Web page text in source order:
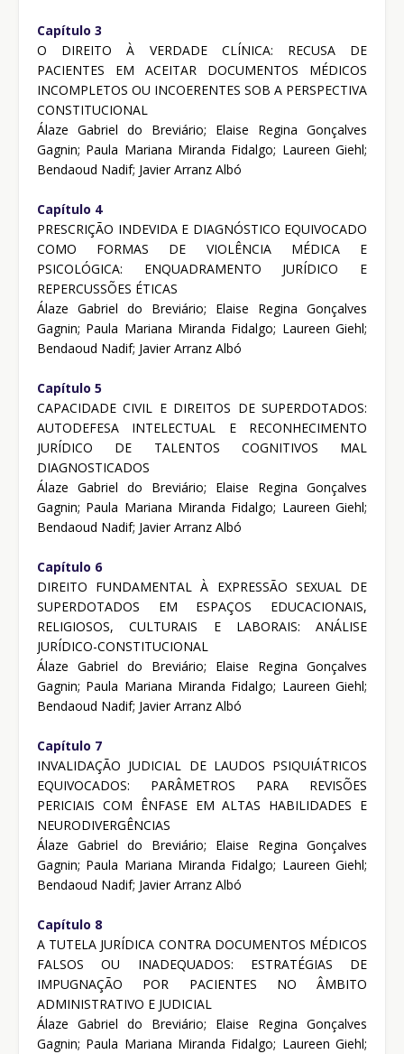
Capítulo 3
O DIREITO À VERDADE CLÍNICA: RECUSA DE
PACIENTES EM ACEITAR DOCUMENTOS MÉDICOS
INCOMPLETOS OU INCOERENTES SOB A PERSPECTIVA
CONSTITUCIONAL
Álaze Gabriel do Breviário; Elaise Regina Gonçalves
Gagnin; Paula Mariana Miranda Fidalgo; Laureen Giehl;
Bendaoud Nadif; Javier Arranz Albó
Capítulo 4
PRESCRIÇÃO INDEVIDA E DIAGNÓSTICO EQUIVOCADO
COMO FORMAS DE VIOLÊNCIA MÉDICA E
PSICOLÓGICA: ENQUADRAMENTO JURÍDICO E
REPERCUSSÕES ÉTICAS
Álaze Gabriel do Breviário; Elaise Regina Gonçalves
Gagnin; Paula Mariana Miranda Fidalgo; Laureen Giehl;
Bendaoud Nadif; Javier Arranz Albó
Capítulo 5
CAPACIDADE CIVIL E DIREITOS DE SUPERDOTADOS:
AUTODEFESA INTELECTUAL E RECONHECIMENTO
JURÍDICO DE TALENTOS COGNITIVOS MAL
DIAGNOSTICADOS
Álaze Gabriel do Breviário; Elaise Regina Gonçalves
Gagnin; Paula Mariana Miranda Fidalgo; Laureen Giehl;
Bendaoud Nadif; Javier Arranz Albó
Capítulo 6
DIREITO FUNDAMENTAL À EXPRESSÃO SEXUAL DE
SUPERDOTADOS EM ESPAÇOS EDUCACIONAIS,
RELIGIOSOS, CULTURAIS E LABORAIS: ANÁLISE
JURÍDICO-CONSTITUCIONAL
Álaze Gabriel do Breviário; Elaise Regina Gonçalves
Gagnin; Paula Mariana Miranda Fidalgo; Laureen Giehl;
Bendaoud Nadif; Javier Arranz Albó
Capítulo 7
INVALIDAÇÃO JUDICIAL DE LAUDOS PSIQUIÁTRICOS
EQUIVOCADOS: PARÂMETROS PARA REVISÕES
PERICIAIS COM ÊNFASE EM ALTAS HABILIDADES E
NEURODIVERGÊNCIAS
Álaze Gabriel do Breviário; Elaise Regina Gonçalves
Gagnin; Paula Mariana Miranda Fidalgo; Laureen Giehl;
Bendaoud Nadif; Javier Arranz Albó
Capítulo 8
A TUTELA JURÍDICA CONTRA DOCUMENTOS MÉDICOS
FALSOS OU INADEQUADOS: ESTRATÉGIAS DE
IMPUGNAÇÃO POR PACIENTES NO ÂMBITO
ADMINISTRATIVO E JUDICIAL
Álaze Gabriel do Breviário; Elaise Regina Gonçalves
Gagnin; Paula Mariana Miranda Fidalgo; Laureen Giehl;